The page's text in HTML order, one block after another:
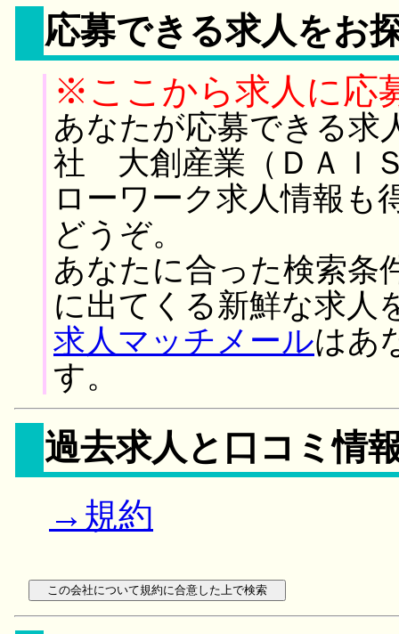
応募できる求人をお
※ここから求人に応
あなたが応募できる求
社 大創産業（ＤＡＩ
ローワーク求人情報も
どうぞ。
あなたに合った検索条
に出てくる新鮮な求人
求人マッチメールはあ
す。
過去求人と口コミ情
→規約